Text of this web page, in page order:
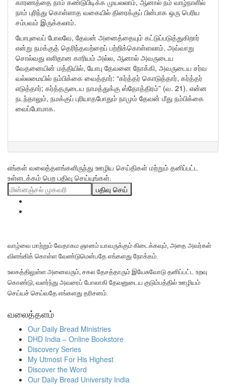
காரணத்தை நாம் கண்டுபிடிக்க முயலலாம், ஆனால் நம் வாழ்நாளில்
நாம் புரிந்து கொள்ளாத வகையில் திரைக்குப் பின்பாக ஒரு பெரிய
சம்பவம் இருக்கலாம்.
யோபுவைப் போலவே, தேவன் அனைத்தையும் கட்டுப்படுத்துகிறார்
என்று நமக்குத் தெரிந்தவற்றைப் பற்றிக்கொள்ளலாம். அவ்வாறு
சொல்வது எளிதான காரியம் அல்ல, ஆனால் அவருடைய
வேதனையின் மத்தியில், யோபு தேவனை நோக்கி, அவருடைய சர்வ
வல்லமையில் நம்பிக்கை வைத்தார்: “கர்த்தர் கொடுத்தார், கர்த்தர்
எடுத்தார்; கர்த்தருடைய நாமத்துக்கு ஸ்தோத்திரம்” (வ. 21). என்ன
நடந்தாலும், நமக்குப் புரியாதபோதும் நாமும் தேவன் மீது நம்பிக்கை
வைப்போமாக.
எங்கள் வலைத்தளங்களிருந்து ஊழிய செய்திகள் மற்றும் தனிப்பட்ட
உள்ளடக்கம் பெற பதிவு செய்யுங்கள்.
பதிவு செய்
வாழ்வை மாற்றும் வேதாகம ஞானம் யாவருக்கும் கிடைக்கவும், அதை அவர்கள்
விளங்கிக் கொள்ள வேண்டுமென்பதே எங்களது நோக்கம்.
உலகத்திலுள்ள அனைவரும், சகல தேசத்தாரும் இயேசுவோடு தனிப்பட்ட உறவு
கொண்டு, வளர்ந்து அவரைப் போலாகி தேவனுடைய குடும்பத்தில் ஊழியம்
செய்யச் செய்வதே எங்களது தரிசனம்.
வலைத்தளம்
Our Daily Bread Ministries
DHD India – Online Bookstore
Discovery Series
My Utmost For His Highest
Discover the Word
Our Daily Bread University India